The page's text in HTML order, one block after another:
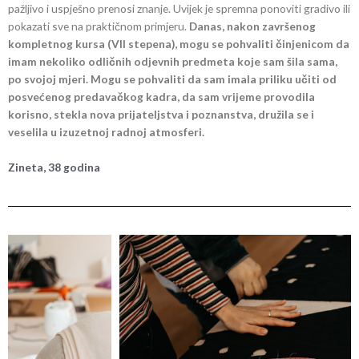
pažljivo i uspješno prenosi znanje. Uvijek je spremna ponoviti gradivo ili
pokazati sve na praktičnom primjeru. Danas, nakon završenog
kompletnog kursa (VII stepena), mogu se pohvaliti činjenicom da
imam nekoliko odličnih odjevnih predmeta koje sam šila sama,
po svojoj mjeri. Mogu se pohvaliti da sam imala priliku učiti od
posvećenog predavačkog kadra, da sam vrijeme provodila
korisno, stekla nova prijateljstva i poznanstva, družila se i
veselila u izuzetnoj radnoj atmosferi.
Zineta, 38 godina